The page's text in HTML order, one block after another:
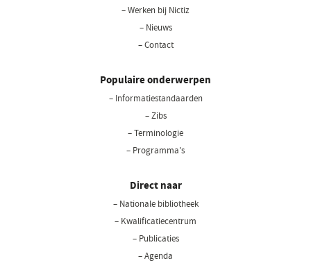
– Werken bij Nictiz
– Nieuws
– Contact
Populaire onderwerpen
– Informatiestandaarden
– Zibs
– Terminologie
– Programma's
Direct naar
– Nationale bibliotheek(opent
– Kwalificatiecentrum
– Publicaties
– Agenda